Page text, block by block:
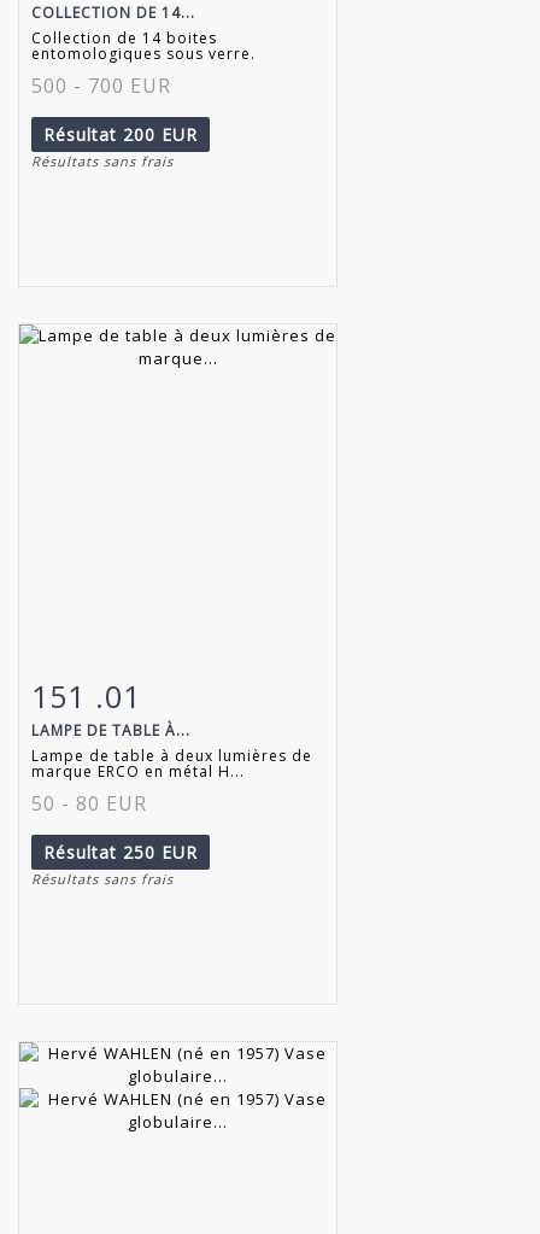
COLLECTION DE 14...
Collection de 14 boites
entomologiques sous verre.
500 - 700 EUR
Résultat 200 EUR
Résultats sans frais
Fiche détaillée
151 .01
LAMPE DE TABLE À...
Lampe de table à deux lumières de
marque ERCO en métal H...
50 - 80 EUR
Résultat 250 EUR
Résultats sans frais